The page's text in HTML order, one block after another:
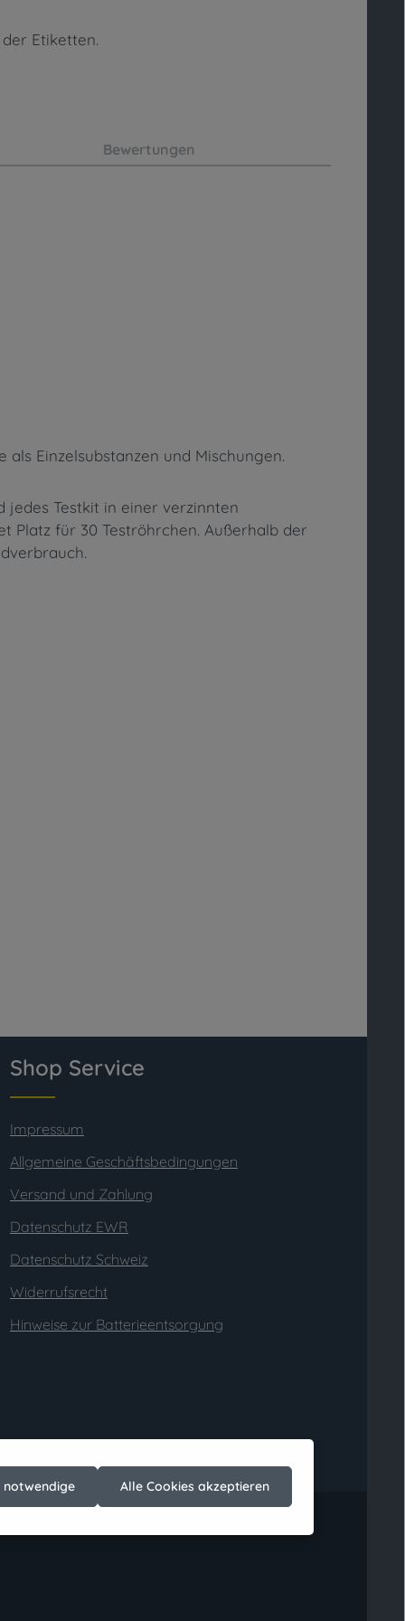
der Etiketten.
Bewertungen
Einzelsubstanzen und Mischungen.
jedes Testkit in einer verzinnten
Platz für 30 Teströhrchen. Außerhalb der
Shop Service
Impressum
Allgemeine Geschäftsbedingungen
Versand und Zahlung
Datenschutz EWR
Datenschutz Schweiz
Widerrufsrecht
Hinweise zur Batterieentsorgung
notwendige Alle Cookies akzeptieren